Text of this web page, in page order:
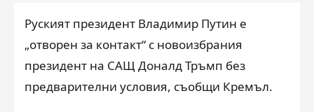
Руският президент Владимир Путин е
„отворен за контакт“ с новоизбрания
президент на САЩ Доналд Тръмп без
предварителни условия, съобщи Кремъл.